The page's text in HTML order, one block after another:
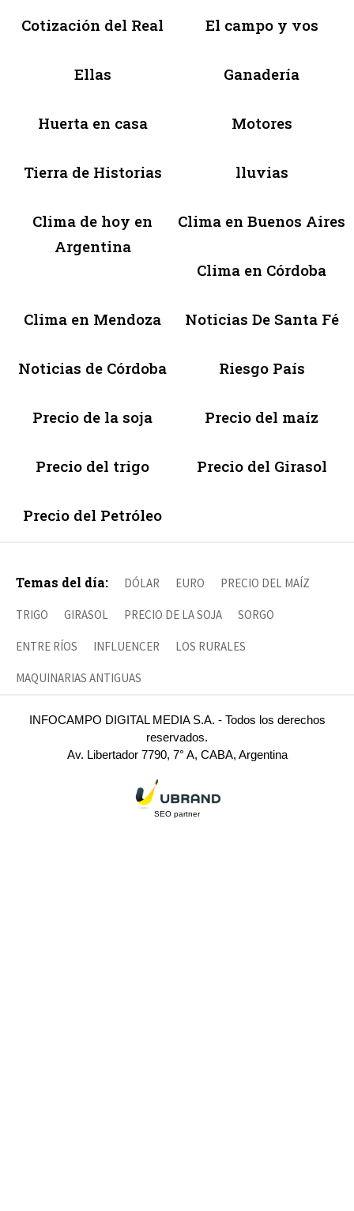
Cotización del Real El campo y vos
Ellas Ganadería
Huerta en casa Motores
Tierra de Historias lluvias
Clima de hoy en
Argentina
Clima en Buenos Aires
Clima en Córdoba
Clima en Mendoza Noticias De Santa Fé
Noticias de Córdoba Riesgo País
Precio de la soja Precio del maíz
Precio del trigo Precio del Girasol
Precio del Petróleo
Temas del día: DÓLAR EURO PRECIO DEL MAÍZ
TRIGO GIRASOL PRECIO DE LA SOJA SORGO
ENTRE RÍOS INFLUENCER LOS RURALES
MAQUINARIAS ANTIGUAS
INFOCAMPO DIGITAL MEDIA S.A. - Todos los derechos
reservados.
Av. Libertador 7790, 7° A, CABA, Argentina
SEO partner